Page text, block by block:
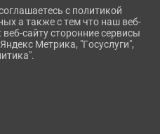
с политикой
а также с тем что наш веб-
сайту сторонние сервисы
Метрика, "Госуслуги",